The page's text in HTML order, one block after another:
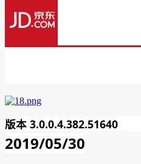
版本 3.0.0.4.382.51640
2019/05/30